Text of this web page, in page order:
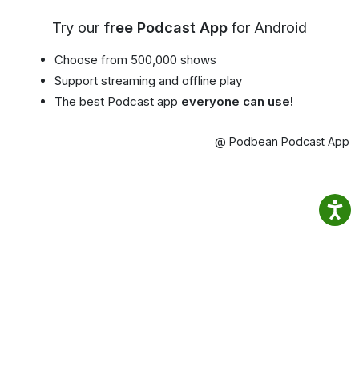
Try our free Podcast App for Android
Choose from 500,000 shows
Support streaming and offline play
The best Podcast app everyone can use!
@ Podbean Podcast App